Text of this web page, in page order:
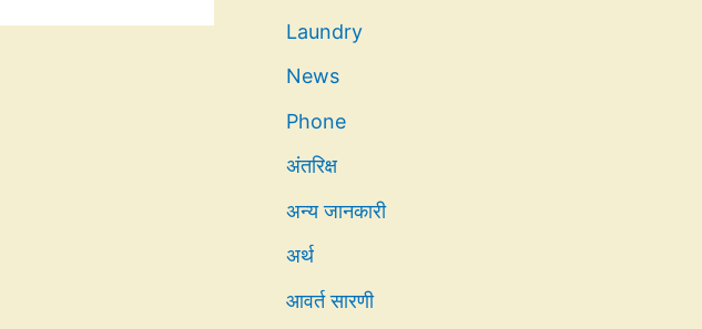
Laundry
News
Phone
अंतरिक्ष
अन्य जानकारी
अर्थ
आवर्त सारणी